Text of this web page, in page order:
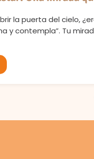
la puerta del cielo,
y contempla”. Tu